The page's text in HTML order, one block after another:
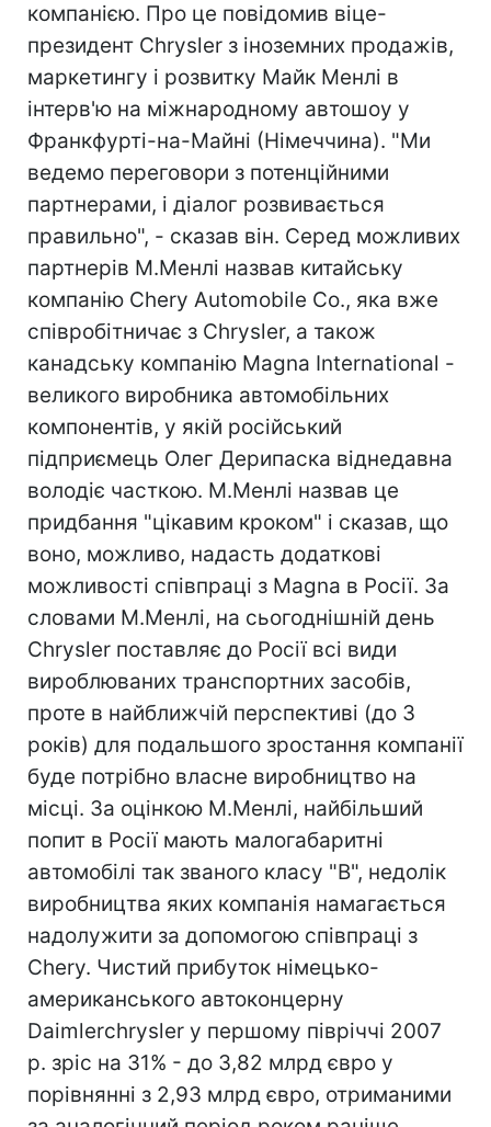
компанією. Про це повідомив віце-
президент Chrysler з іноземних продажів,
маркетингу і розвитку Майк Менлі в
інтерв'ю на міжнародному автошоу у
Франкфурті-на-Майні (Німеччина). "Ми
ведемо переговори з потенційними
партнерами, і діалог розвивається
правильно", - сказав він. Серед можливих
партнерів М.Менлі назвав китайську
компанію Chery Automobile Co., яка вже
співробітничає з Chrysler, а також
канадську компанію Magna International -
великого виробника автомобільних
компонентів, у якій російський
підприємець Олег Дерипаска віднедавна
володіє часткою. М.Менлі назвав це
придбання "цікавим кроком" і сказав, що
воно, можливо, надасть додаткові
можливості співпраці з Magna в Росії. За
словами М.Менлі, на сьогоднішній день
Chrysler поставляє до Росії всі види
вироблюваних транспортних засобів,
проте в найближчій перспективі (до 3
років) для подальшого зростання компанії
буде потрібно власне виробництво на
місці. За оцінкою М.Менлі, найбільший
попит в Росії мають малогабаритні
автомобілі так званого класу "B", недолік
виробництва яких компанія намагається
надолужити за допомогою співпраці з
Chery. Чистий прибуток німецько-
американського автоконцерну
Daimlerchrysler у першому півріччі 2007
р. зріс на 31% - до 3,82 млрд євро у
порівнянні з 2,93 млрд євро, отриманими